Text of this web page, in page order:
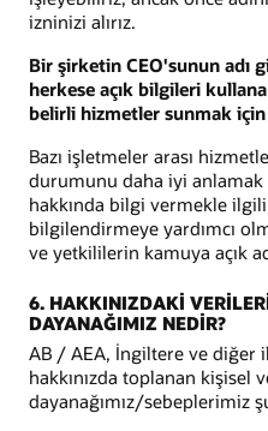
izninizi alırız.
Bir şirketin CEO'sunun adı
herkese açık bilgileri
belirli hizmetler sunmak için
Bazı işletmeler arası
durumunu daha iyi
hakkında bilgi vermekle
bilgilendirmeye yardımcı
ve yetkililerin kamuya açık
6. HAKKINIZDAKİ
DAYANAĞIMIZ NEDİR?
AB / AEA, İngiltere ve diğer
hakkınızda toplanan kişisel
dayanağımız/sebeplerimiz